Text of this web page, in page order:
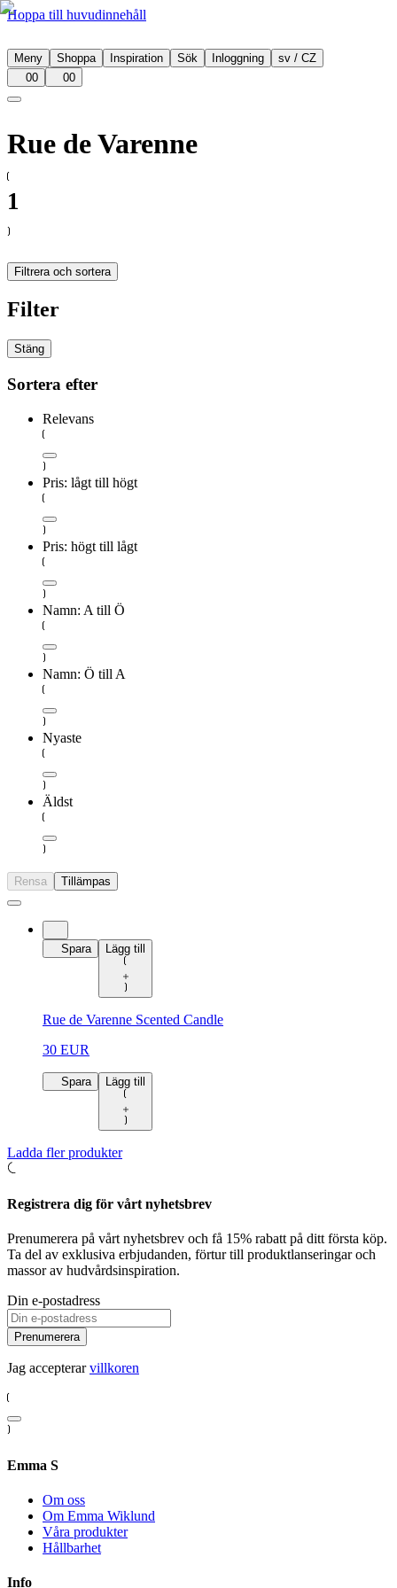
Hoppa till huvudinnehåll
Meny Shoppa Inspiration Sök Inloggning sv / CZ
00
00
Rue de Varenne
1
Filtrera och sortera
Filter
Stäng
Sortera efter
Relevans
Pris: lågt till högt
Pris: högt till lågt
Namn: A till Ö
Namn: Ö till A
Nyaste
Äldst
Rensa Tillämpas
Spara Lägg till
Rue de Varenne Scented Candle
30 EUR
Spara Lägg till
Ladda fler produkter
Registrera dig för vårt nyhetsbrev
Prenumerera på vårt nyhetsbrev och få 15% rabatt på ditt första köp.
Ta del av exklusiva erbjudanden, förtur till produktlanseringar och
massor av hudvårdsinspiration.
Din e-postadress
Prenumerera
Jag accepterarvillkoren
Emma S
Om oss
Om Emma Wiklund
Våra produkter
Hållbarhet
Info